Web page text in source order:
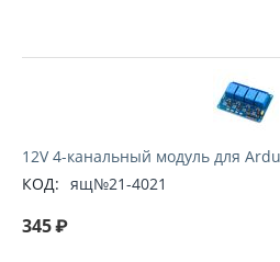
12V 4-канальный модуль для
КОД: ящ№21-4021
345₽